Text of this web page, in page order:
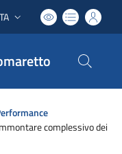
attiva:
complessivo dei